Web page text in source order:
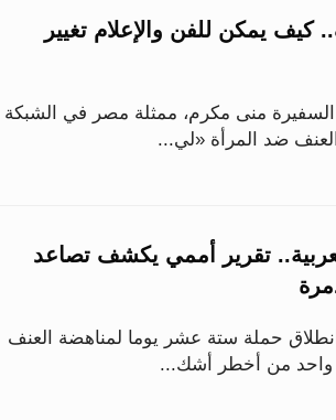
كيف يمكن للفن والإعلام تغيير
منى مكرم، ممثلة مصر في الشبكة
ضد المرأة «لي...
تقرير أممي يكشف تصاعد
حملة ستة عشر يوما لمناهضة العنف
واحد من أخطر أشك...